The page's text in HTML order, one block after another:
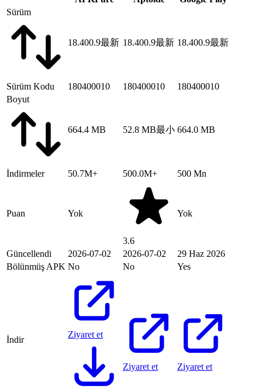
Sürüm
18.400.9最新 18.400.9最新 18.400.9最新
Sürüm Kodu 180400010 180400010
180400010
Boyut
664.4 MB 52.8 MB最小 664.0 MB
İndirmeler 50.7M+ 500.0M+ 500 Mn
Puan Yok
3.6
Yok
Güncellendi 2026-07-02 2026-07-02
29 Haz 2026
Bölünmüş APK No No Yes
İndir
Ziyaret et
Ziyaret et Ziyaret et